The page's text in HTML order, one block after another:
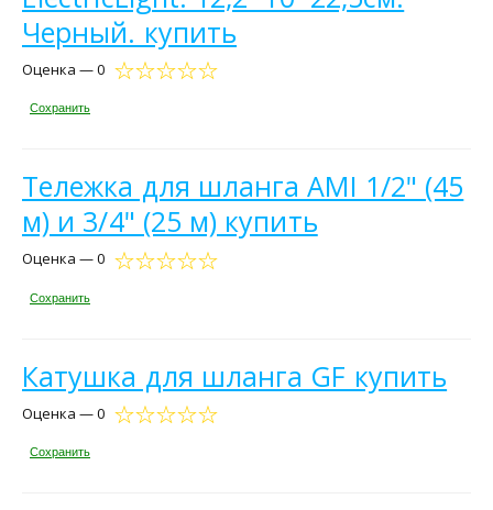
Черный. купить
Оценка — 0
Сохранить
Тележка для шланга AMI 1/2" (45
м) и 3/4" (25 м) купить
Оценка — 0
Сохранить
Катушка для шланга GF купить
Оценка — 0
Сохранить